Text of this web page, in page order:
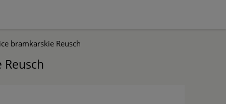
bramkarskie Reusch
Reusch